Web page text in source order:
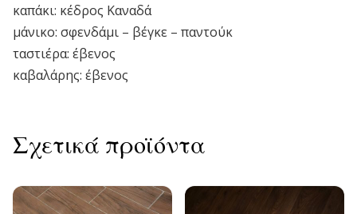
καπάκι: κέδρος Καναδά
μάνικο: σφενδάμι – βέγκε – παντούκ
ταστιέρα: έβενος
καβαλάρης: έβενος
Σχετικά προϊόντα